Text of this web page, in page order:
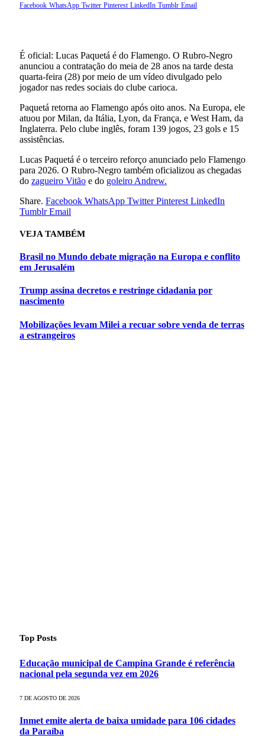
Facebook WhatsApp Twitter Pinterest LinkedIn Tumblr Email
É oficial: Lucas Paquetá é do Flamengo. O Rubro-Negro
anunciou a contratação do meia de 28 anos na tarde desta
quarta-feira (28) por meio de um vídeo divulgado pelo
jogador nas redes sociais do clube carioca.
Paquetá retorna ao Flamengo após oito anos. Na Europa, ele
atuou por Milan, da Itália, Lyon, da França, e West Ham, da
Inglaterra. Pelo clube inglês, foram 139 jogos, 23 gols e 15
assistências.
Lucas Paquetá é o terceiro reforço anunciado pelo Flamengo
para 2026. O Rubro-Negro também oficializou as chegadas
do zagueiro Vitão e do goleiro Andrew.
Share. Facebook WhatsApp Twitter Pinterest LinkedIn
Tumblr Email
VEJA TAMBÉM
Brasil no Mundo debate migração na Europa e conflito
em Jerusalém
Trump assina decretos e restringe cidadania por
nascimento
Mobilizações levam Milei a recuar sobre venda de terras
a estrangeiros
Top Posts
Educação municipal de Campina Grande é referência
nacional pela segunda vez em 2026
7 DE AGOSTO DE 2026
Inmet emite alerta de baixa umidade para 106 cidades
da Paraíba